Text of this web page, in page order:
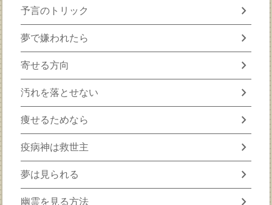
予言のトリック chevron_right
夢で嫌われたら chevron_right
寄せる方向 chevron_right
汚れを落とせない chevron_right
痩せるためなら chevron_right
疫病神は救世主 chevron_right
夢は見られる chevron_right
幽霊を見る方法